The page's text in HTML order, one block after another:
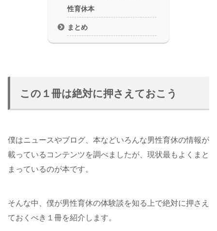
性育休本
まとめ
この１冊は絶対に押さえておこう
僕はニュースやブログ、本などいろんな男性育休の情報が
載っているコンテンツを調べましたが、現状最もよくまと
まっているのが本です。
そんな中、僕が男性育休の体験談を知る上で絶対に押さえ
ておくべき１冊を紹介します。